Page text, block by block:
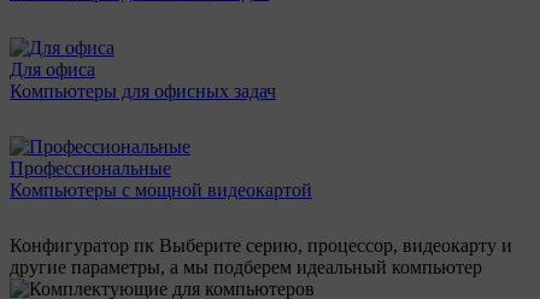
Для офиса
Компьютеры для офисных задач
Профессиональные
Компьютеры с мощной видеокартой
Конфигуратор пк Выберите серию, процессор, видеокарту и
другие параметры, а мы подберем идеальный компьютер